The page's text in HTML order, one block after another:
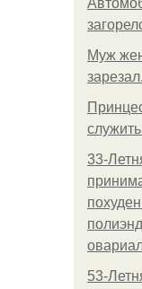
Mуж
зарезал.
33-
53-